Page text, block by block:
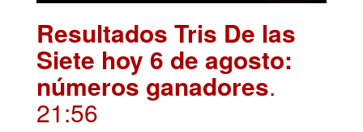
Resultados Tris De las
Siete hoy 6 de agosto:
números ganadores.
21:56